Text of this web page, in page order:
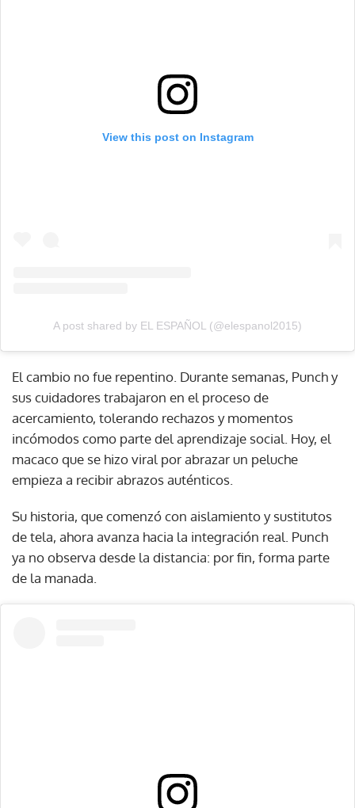
View this post on Instagram
A post shared by EL ESPAÑOL (@elespanol2015)
El cambio no fue repentino. Durante semanas, Punch y
sus cuidadores trabajaron en el proceso de
acercamiento, tolerando rechazos y momentos
incómodos como parte del aprendizaje social. Hoy, el
macaco que se hizo viral por abrazar un peluche
empieza a recibir abrazos auténticos.
Su historia, que comenzó con aislamiento y sustitutos
de tela, ahora avanza hacia la integración real. Punch
ya no observa desde la distancia: por fin, forma parte
de la manada.